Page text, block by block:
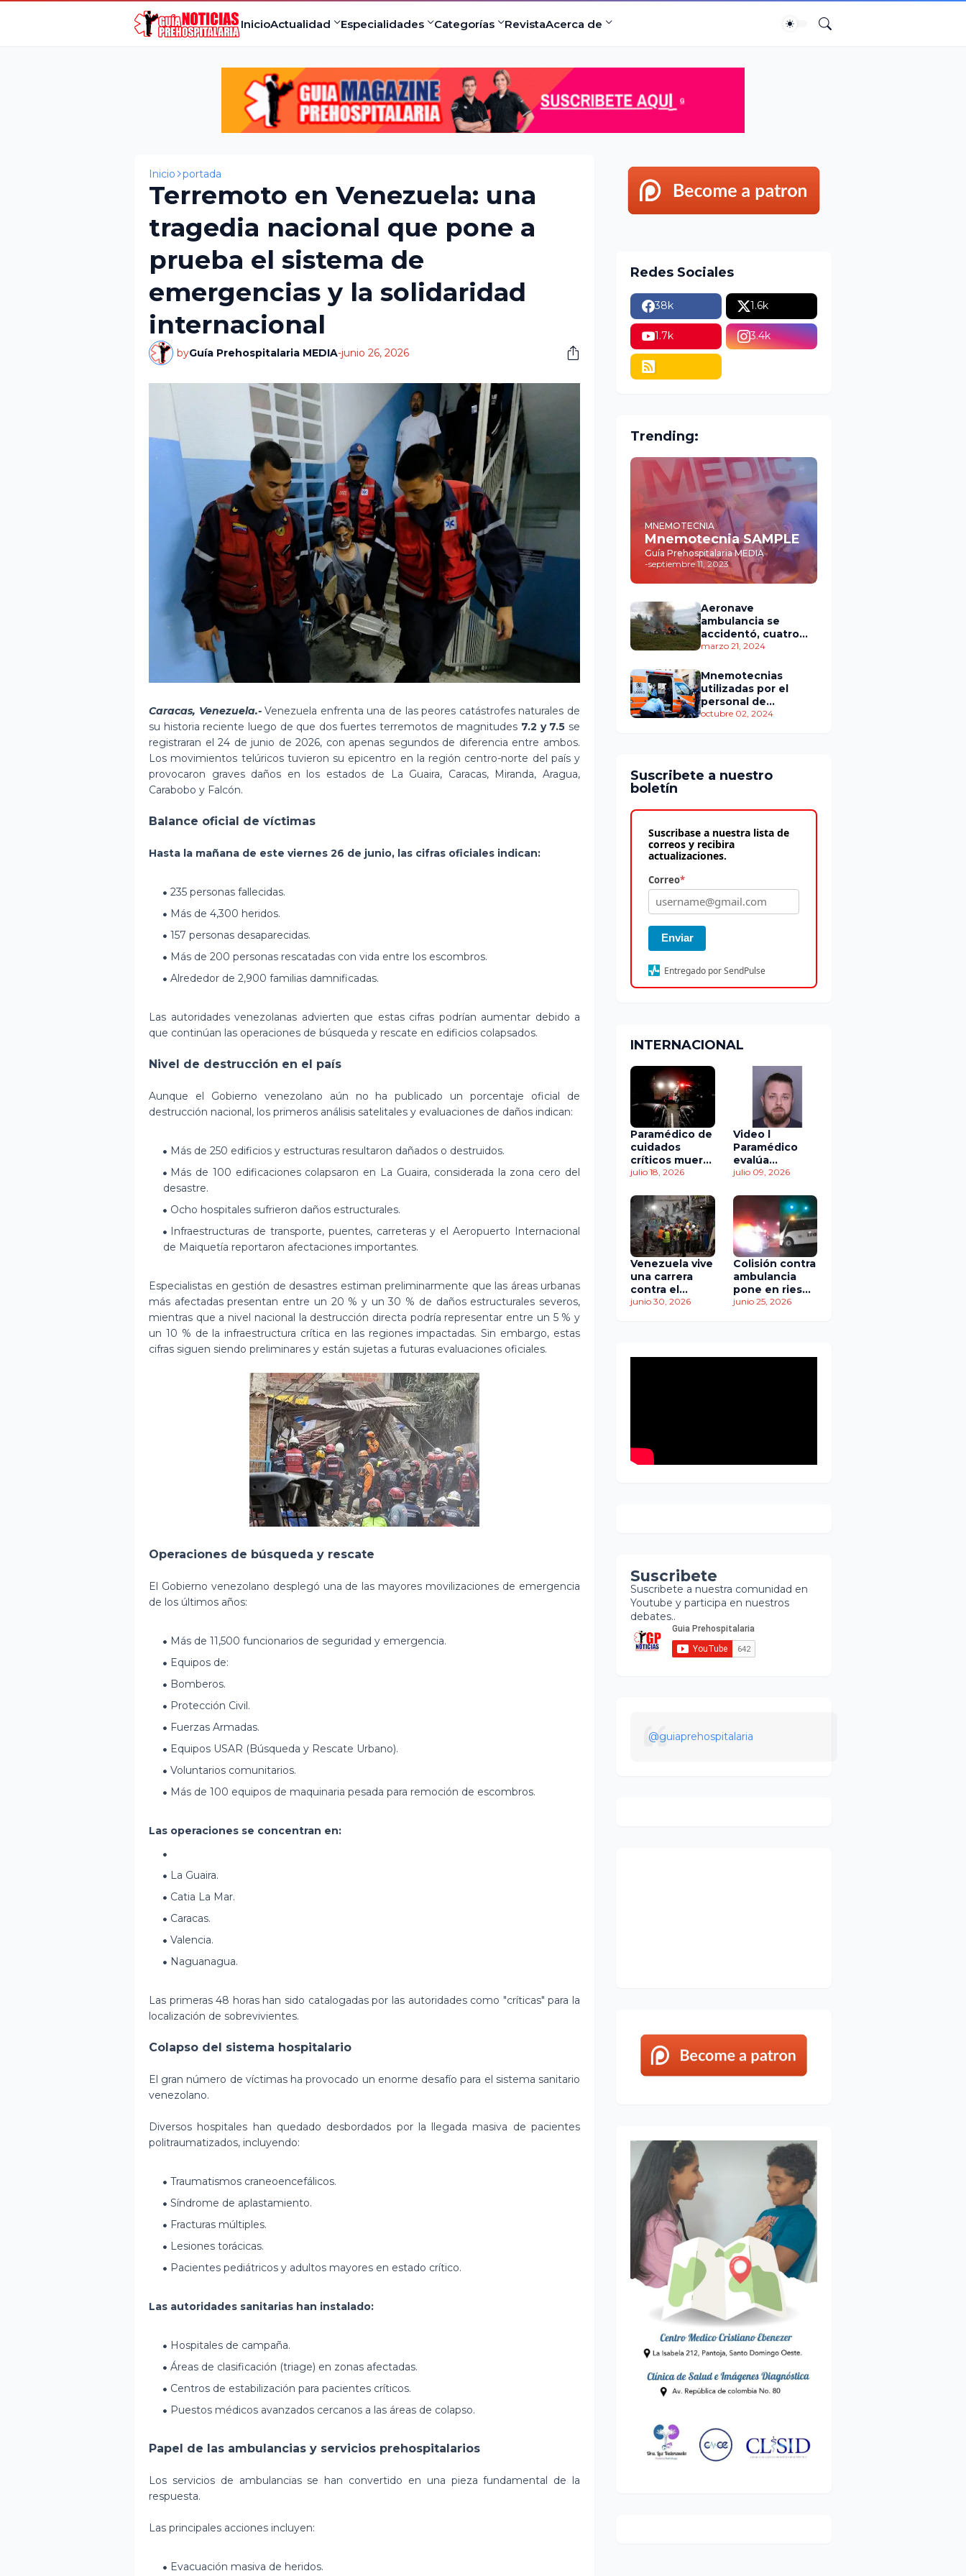
InicioActualidad Especialidades Categorías RevistaAcerca de
Inicio portada
Terremoto en Venezuela: una
tragedia nacional que pone a
prueba el sistema de
emergencias y la solidaridad
internacional
byGuía Prehospitalaria MEDIA-junio 26, 2026
Caracas, Venezuela.-Venezuela enfrenta una de las peores catástrofes naturales de
su historia reciente luego de que dos fuertes terremotos de magnitudes 7.2 y 7.5 se
registraran el 24 de junio de 2026, con apenas segundos de diferencia entre ambos.
Los movimientos telúricos tuvieron su epicentro en la región centro-norte del país y
provocaron graves daños en los estados de La Guaira, Caracas, Miranda, Aragua,
Carabobo y Falcón.
Balance oficial de víctimas
Hasta la mañana de este viernes 26 de junio, las cifras oficiales indican:
235 personas fallecidas.
Más de 4,300 heridos.
157 personas desaparecidas.
Más de 200 personas rescatadas con vida entre los escombros.
Alrededor de 2,900 familias damnificadas.
Las autoridades venezolanas advierten que estas cifras podrían aumentar debido a
que continúan las operaciones de búsqueda y rescate en edificios colapsados.
Nivel de destrucción en el país
Aunque el Gobierno venezolano aún no ha publicado un porcentaje oficial de
destrucción nacional, los primeros análisis satelitales y evaluaciones de daños indican:
Más de 250 edificios y estructuras resultaron dañados o destruidos.
Más de 100 edificaciones colapsaron en La Guaira, considerada la zona cero del
desastre.
Ocho hospitales sufrieron daños estructurales.
Infraestructuras de transporte, puentes, carreteras y el Aeropuerto Internacional
de Maiquetía reportaron afectaciones importantes.
Especialistas en gestión de desastres estiman preliminarmente que las áreas urbanas
más afectadas presentan entre un 20 % y un 30 % de daños estructurales severos,
mientras que a nivel nacional la destrucción directa podría representar entre un 5 % y
un 10 % de la infraestructura crítica en las regiones impactadas. Sin embargo, estas
cifras siguen siendo preliminares y están sujetas a futuras evaluaciones oficiales.
Operaciones de búsqueda y rescate
El Gobierno venezolano desplegó una de las mayores movilizaciones de emergencia
de los últimos años:
Más de 11,500 funcionarios de seguridad y emergencia.
Equipos de:
Bomberos.
Protección Civil.
Fuerzas Armadas.
Equipos USAR (Búsqueda y Rescate Urbano).
Voluntarios comunitarios.
Más de 100 equipos de maquinaria pesada para remoción de escombros.
Las operaciones se concentran en:
La Guaira.
Catia La Mar.
Caracas.
Valencia.
Naguanagua.
Las primeras 48 horas han sido catalogadas por las autoridades como "críticas" para la
localización de sobrevivientes.
Colapso del sistema hospitalario
El gran número de víctimas ha provocado un enorme desafío para el sistema sanitario
venezolano.
Diversos hospitales han quedado desbordados por la llegada masiva de pacientes
politraumatizados, incluyendo:
Traumatismos craneoencefálicos.
Síndrome de aplastamiento.
Fracturas múltiples.
Lesiones torácicas.
Pacientes pediátricos y adultos mayores en estado crítico.
Las autoridades sanitarias han instalado:
Hospitales de campaña.
Áreas de clasificación (triage) en zonas afectadas.
Centros de estabilización para pacientes críticos.
Puestos médicos avanzados cercanos a las áreas de colapso.
Papel de las ambulancias y servicios prehospitalarios
Los servicios de ambulancias se han convertido en una pieza fundamental de la
respuesta.
Las principales acciones incluyen:
Evacuación masiva de heridos.
Redes Sociales
38k 1.6k
1.7k 3.4k
Trending:
MNEMOTECNIA
Mnemotecnia SAMPLE
Guía Prehospitalaria MEDIA
-septiembre 11, 2023
Aeronave
ambulancia se
accidentó, cuatro
personas murieron
marzo 21, 2024
Mnemotecnias
utilizadas por el
personal de
atención
octubre 02, 2024
Suscribete a nuestro
boletín
Suscribase a nuestra lista de
correos y recibira
actualizaciones.
Correo*
Enviar
Entregado por SendPulse
INTERNACIONAL
Paramédico de
cuidados
críticos muere
en accidente
julio 18, 2026
Video l
Paramédico
evalúa
acuerdo de
escandaloso
caso de
contaminación
con fluidos
corporales
julio 09, 2026
Venezuela vive
una carrera
contra el
tiempo: más
rescatistas
junio 30, 2026
Colisión contra
ambulancia
pone en riesgo
traslado de
junio 25, 2026
Suscribete
Suscribete a nuestra comunidad en
Youtube y participa en nuestros
debates..
@guiaprehospitalaria